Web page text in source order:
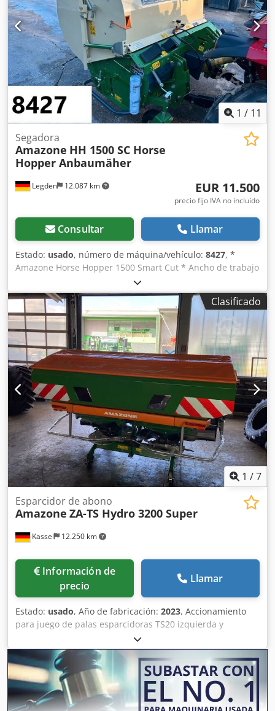
1 / 11
Legden 12.087 km
Segadora
Amazone HH 1500 SC Horse
Hopper Anbaumäher
EUR 11.500
precio fijo IVA no incluído
Consultar Llamar
Estado: usado, número de máquina/vehículo: 8427, *
Amazone Horse Hopper 1500 Smart Cut * Ancho de trabajo
1,50 m * Capacidad de tolva de recogida 1.500 l Codpfx
Asrhy H Rsqvorf * Enganche de 3 puntos para tractor *
Cuchillas de ala H60 * Rodillos de apoyo * Dispositivo de
triturado (mulching) * Toma de fuerza con rueda libre *
Tolva de recogida con vaciado hidráulico del suelo *
Velocidad de rotación 2.650 rpm * Indicador de nivel de
llenado -----Número interno de vehículo: 8427 ¡Soporte por
WhatsApp disponible! Si tiene preguntas sobre la máquina
o necesita más información, no dude en escribirnos
cómodamente por WhatsApp. Whatsapp Whatsapp ----
Sujeto a errores y venta previa.
Clasificado
1 /7
Kassel 12.250 km
Esparcidor de abono
Amazone ZA-TS Hydro 3200 Super
Información de
precio
Llamar
Estado: usado, Año de fabricación: 2023, Accionamiento
para juego de palas esparcidoras TS20 izquierda y
derecha, accionamiento hidráulico izquierda y derecha
con Auto TS y FlowControl, disco principal izquierda y
derecha con AutoTS, barra de protección tubular,
dispositivo de rodillo y estacionamiento abatible,
iluminación de trabajo, sensor de inclinación para sistema
de pesaje, 16 unidades EasyCheck. Cjdjt A Tzwspfx Aqverf